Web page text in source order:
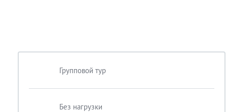
Групповой тур
Без нагрузки